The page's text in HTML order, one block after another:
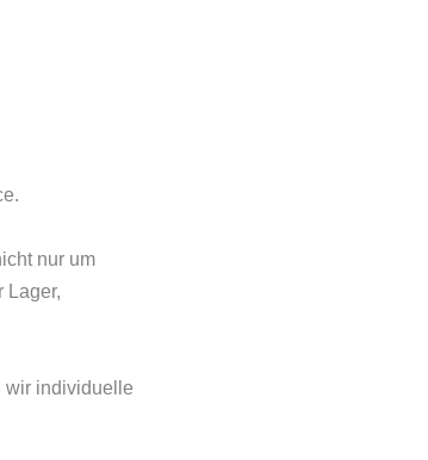
nur um
Lager,
wir individuelle